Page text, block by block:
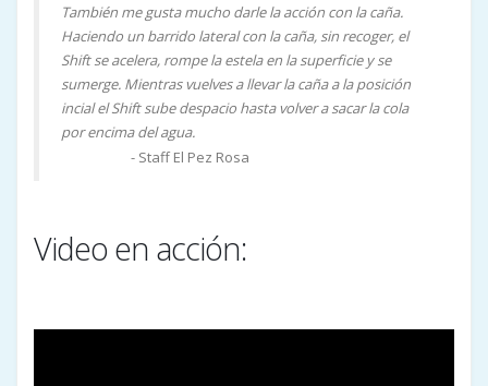
También me gusta mucho darle la acción con la caña.
Haciendo un barrido lateral con la caña, sin recoger, el
Shift se acelera, rompe la estela en la superficie y se
sumerge. Mientras vuelves a llevar la caña a la posición
incial el Shift sube despacio hasta volver a sacar la cola
por encima del agua.
- Staff El Pez Rosa
Video en acción: